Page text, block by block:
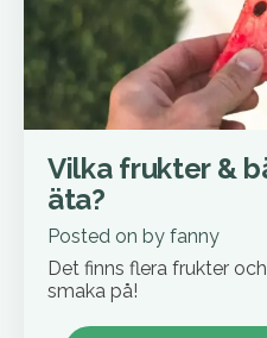
Vilka frukter &
äta?
Posted on by fanny
Det finns flera frukter
smaka på!